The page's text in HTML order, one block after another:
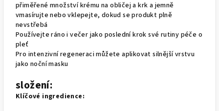
přiměřené množství krému na obličej a krk a jemně
vmasírujte nebo vklepejte, dokud se produkt plně
nevstřebá
Používejte ráno i večer jako poslední krok své rutiny péče o
pleť
Pro intenzivní regeneraci můžete aplikovat silnější vrstvu
jako noční masku
složení:
Klíčové ingredience: